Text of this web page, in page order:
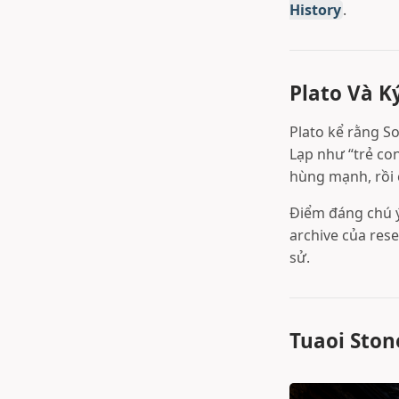
History.
Plato Và
Plato kể rằng
Lạp như “trẻ
hùng mạnh, rồi
Điểm đáng chú
archive của
sử.
Tuaoi